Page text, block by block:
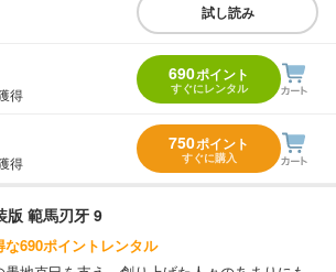
試し読み
得
690ポイント
すぐにレンタル
得
750ポイント
すぐに購入
版 範馬刃牙 9
な690ポイントレンタル